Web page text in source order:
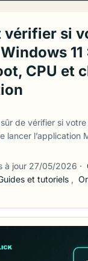
vérifier si
11
CPU et
de vérifier si
lancer l’application
pour TPM 2.0
de Secure Boot.
de mise à
ouvre le
que le PC ne
les choses dérapent
à jour 27/05/2026 ·
et tutoriels ,